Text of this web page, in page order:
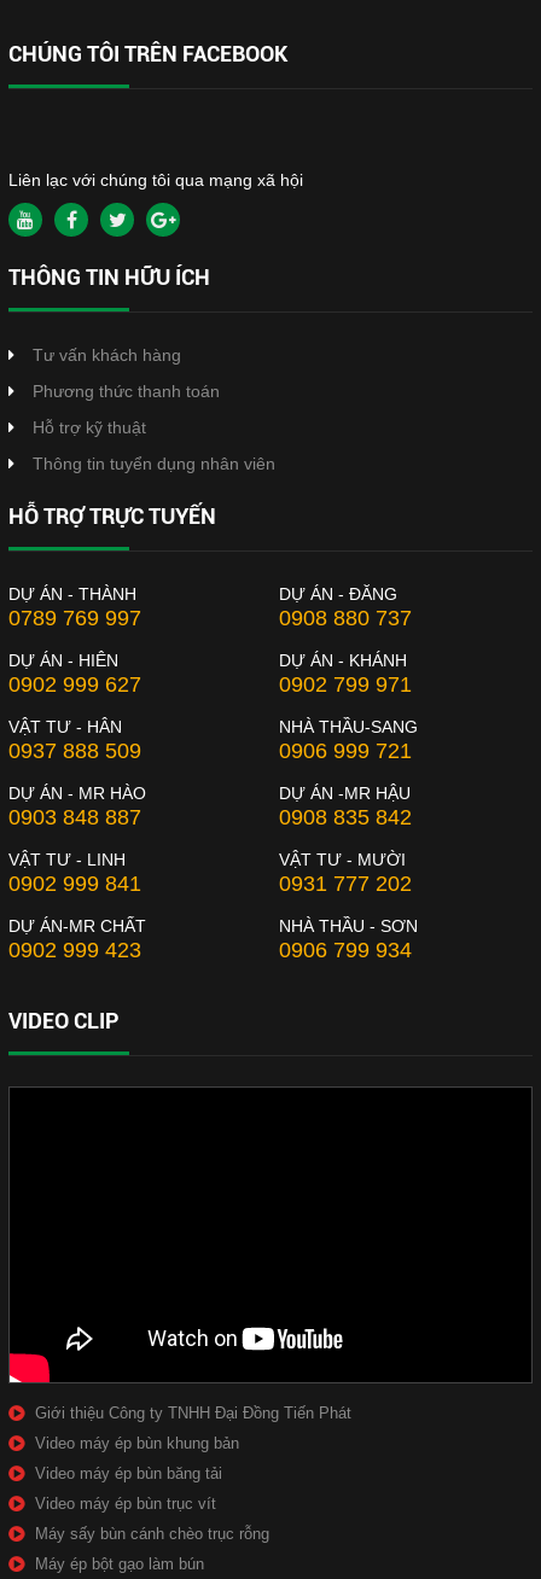
CHÚNG TÔI TRÊN FACEBOOK
Liên lạc với chúng tôi qua mạng xã hội
THÔNG TIN HỮU ÍCH
Tư vấn khách hàng
Phương thức thanh toán
Hỗ trợ kỹ thuật
Thông tin tuyển dụng nhân viên
HỖ TRỢ TRỰC TUYẾN
DỰ ÁN - THÀNH
0789 769 997
DỰ ÁN - ĐĂNG
0908 880 737
DỰ ÁN - HIÊN
0902 999 627
DỰ ÁN - KHÁNH
0902 799 971
VẬT TƯ - HÂN
0937 888 509
NHÀ THẦU-SANG
0906 999 721
DỰ ÁN - MR HÀO
0903 848 887
DỰ ÁN -MR HẬU
0908 835 842
VẬT TƯ - LINH
0902 999 841
VẬT TƯ - MƯỜI
0931 777 202
DỰ ÁN-MR CHẤT
0902 999 423
NHÀ THẦU - SƠN
0906 799 934
VIDEO CLIP
Giới thiệu Công ty TNHH Đại Đồng Tiến Phát
Video máy ép bùn khung bản
Video máy ép bùn băng tải
Video máy ép bùn trục vít
Máy sấy bùn cánh chèo trục rỗng
Máy ép bột gạo làm bún